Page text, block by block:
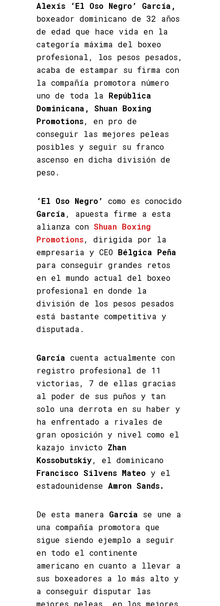
Alexís ‘El Oso Negro’ García,
boxeador dominicano de 32 años
de edad que hace vida en la
categoría máxima del boxeo
profesional, los pesos pesados,
acaba de estampar su firma con
la compañía promotora número
uno de toda la República
Dominicana, Shuan Boxing
Promotions, en pro de
conseguir las mejores peleas
posibles y seguir su franco
ascenso en dicha división de
peso.
‘El Oso Negro’
como es conocido
García, apuesta firme a esta
alianza con Shuan Boxing
Promotions, dirigida por la
empresaria y CEO Bélgica Peña
para conseguir grandes retos
en el mundo actual del boxeo
profesional en donde la
división de los pesos pesados
está bastante competitiva y
disputada.
García cuenta actualmente con
registro profesional de 11
victorias, 7 de ellas gracias
al poder de sus puños y tan
solo una derrota en su haber y
ha enfrentado a rivales de
gran oposición y nivel como el
kazajo invicto Zhan
Kossobutskiy, el dominicano
Francisco Silvens Mateo y el
estadounidense Amron Sands.
De esta manera García se une a
una compañía promotora que
sigue siendo ejemplo a seguir
en todo el continente
americano en cuanto a llevar a
sus boxeadores a lo más alto y
a conseguir disputar las
mejores peleas, en los mejores